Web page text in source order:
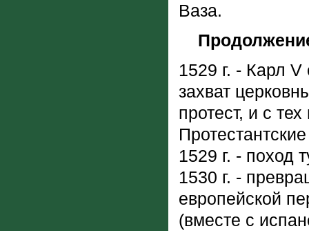
Ваза.
1529 г. - Карл
захват
протест, и с
1529 г. - поход
1530 г. -
европейской
(вместе с